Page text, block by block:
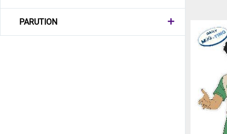
PARUTION